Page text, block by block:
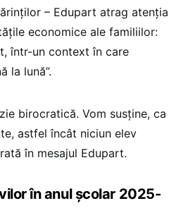
– Edupart atrag atenția
economice ale familiilor:
într-un context în care
la lună”.
birocratică. Vom susține, ca
astfel încât niciun elev
în mesajul Edupart.
în anul școlar 2025-